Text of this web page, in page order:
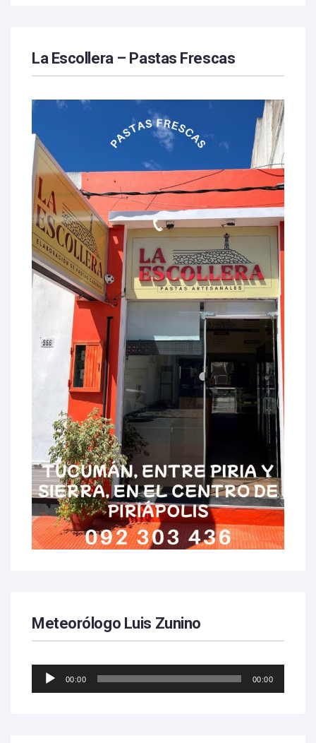
La Escollera – Pastas Frescas
Meteorólogo Luis Zunino
Reproductor
00:00 00:00